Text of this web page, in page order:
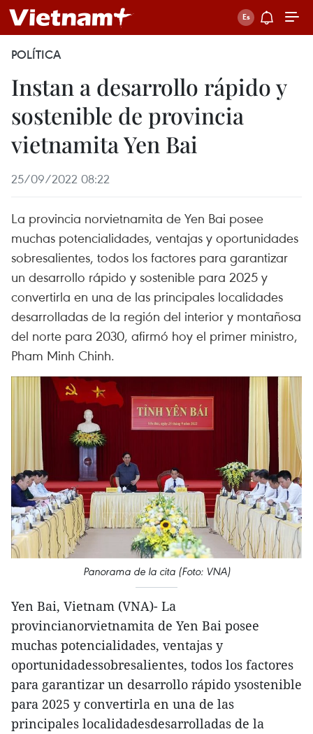
POLÍTICA
Instan a desarrollo rápido y
sostenible de provincia
vietnamita Yen Bai
25/09/2022 08:22
La provincia norvietnamita de Yen Bai posee
muchas potencialidades, ventajas y oportunidades
sobresalientes, todos los factores para garantizar
un desarrollo rápido y sostenible para 2025 y
convertirla en una de las principales localidades
desarrolladas de la región del interior y montañosa
del norte para 2030, afirmó hoy el primer ministro,
Pham Minh Chinh.
Panorama de la cita (Foto: VNA)
Yen Bai, Vietnam (VNA)- La
provincianorvietnamita de Yen Bai posee
muchas potencialidades, ventajas y
oportunidadessobresalientes, todos los factores
para garantizar un desarrollo rápido ysostenible
para 2025 y convertirla en una de las
principales localidadesdesarrolladas de la